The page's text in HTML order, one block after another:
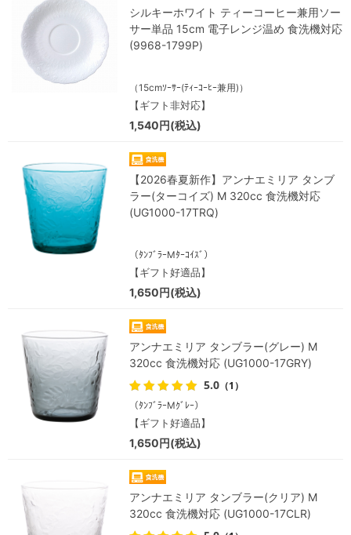
シルキーホワイト ティーコーヒー兼用ソー
サー単品 15cm 電子レンジ温め 食洗機対応
(9968-1799P)
（15cmｿｰｻｰ(ﾃｨｰｺｰﾋｰ兼用)）
【ギフト非対応】
1,540円(税込)
【2026春夏新作】アンナエミリア タンブ
ラー(ターコイズ) M 320cc 食洗機対応
(UG1000-17TRQ)
（ﾀﾝﾌﾞﾗｰMﾀｰｺｲｽﾞ）
【ギフト好適品】
1,650円(税込)
アンナエミリア タンブラー(グレー) M
320cc 食洗機対応 (UG1000-17GRY)
5.0 （1）
（ﾀﾝﾌﾞﾗｰMｸﾞﾚｰ）
【ギフト好適品】
1,650円(税込)
アンナエミリア タンブラー(クリア) M
320cc 食洗機対応 (UG1000-17CLR)